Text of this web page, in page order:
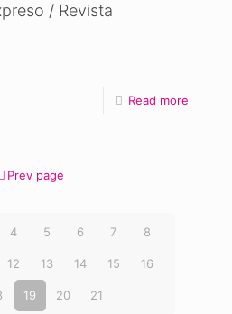
/ Revista
Read more
Prev page
4 5 6 7 8
12 13 14 15 16
19 20 21